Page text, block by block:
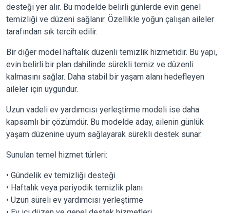
desteği yer alır. Bu modelde belirli günlerde evin genel
temizliği ve düzeni sağlanır. Özellikle yoğun çalışan aileler
tarafından sık tercih edilir.
Bir diğer model haftalık düzenli temizlik hizmetidir. Bu yapı,
evin belirli bir plan dahilinde sürekli temiz ve düzenli
kalmasını sağlar. Daha stabil bir yaşam alanı hedefleyen
aileler için uygundur.
Uzun vadeli ev yardımcısı yerleştirme modeli ise daha
kapsamlı bir çözümdür. Bu modelde aday, ailenin günlük
yaşam düzenine uyum sağlayarak sürekli destek sunar.
Sunulan temel hizmet türleri:
• Gündelik ev temizliği desteği
• Haftalık veya periyodik temizlik planı
• Uzun süreli ev yardımcısı yerleştirme